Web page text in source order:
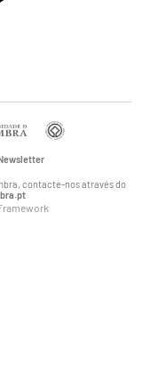
contacte-nos através do